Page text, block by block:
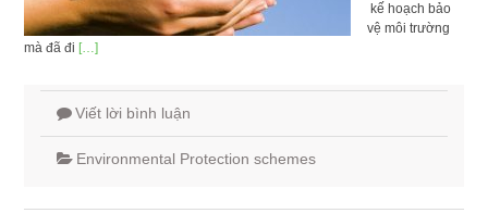
kế hoạch bảo
vệ môi trường
mà đã đi […]
Viết lời bình luận
Environmental Protection schemes